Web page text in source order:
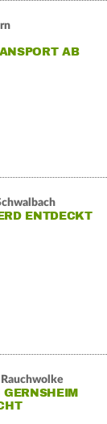
AB
ENTDECKT
E